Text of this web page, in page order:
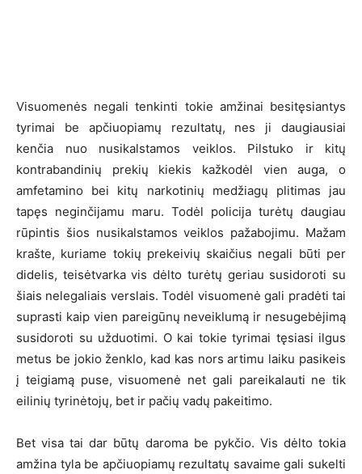
Visuomenės negali tenkinti tokie amžinai besitęsiantys
tyrimai be apčiuopiamų rezultatų, nes ji daugiausiai
kenčia nuo nusikalstamos veiklos. Pilstuko ir kitų
kontrabandinių prekių kiekis kažkodėl vien auga, o
amfetamino bei kitų narkotinių medžiagų plitimas jau
tapęs neginčijamu maru. Todėl policija turėtų daugiau
rūpintis šios nusikalstamos veiklos pažabojimu. Mažam
krašte, kuriame tokių prekeivių skaičius negali būti per
didelis, teisėtvarka vis dėlto turėtų geriau susidoroti su
šiais nelegaliais verslais. Todėl visuomenė gali pradėti tai
suprasti kaip vien pareigūnų neveiklumą ir nesugebėjimą
susidoroti su užduotimi. O kai tokie tyrimai tęsiasi ilgus
metus be jokio ženklo, kad kas nors artimu laiku pasikeis
į teigiamą puse, visuomenė net gali pareikalauti ne tik
eilinių tyrinėtojų, bet ir pačių vadų pakeitimo.
Bet visa tai dar būtų daroma be pykčio. Vis dėlto tokia
amžina tyla be apčiuopiamų rezultatų savaime gali sukelti